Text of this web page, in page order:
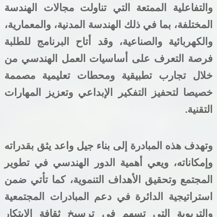
والتفاعلية الممتعة التي تناولت مجالات الهندسة
المختلفة، بما في ذلك الهندسة المدنية، والمعمارية،
والكهربائية والصناعية، وقد أتاح البرنامج للطلبة
فرصة التعرف على أساسيات العمل الهندسي من
خلال تجارب تطبيقية ومحطات تعليمية مصممة
خصيصا لتحفيز التفكير الإبداعي وتعزيز المهارات
التقنية.
وتهدف هذه المبادرة إلى بناء جيل واعد يثق بقدراته
وإمكاناته، ويعي أهمية الدور الهندسي في تطوير
المجتمع وتحقيق الأهداف التنموية، كما تأتي ضمن
استراتيجية الدائرة في دعم المبادرات المجتمعية
والتربوية التي تسهم في ترسيخ ثقافة الابتكار